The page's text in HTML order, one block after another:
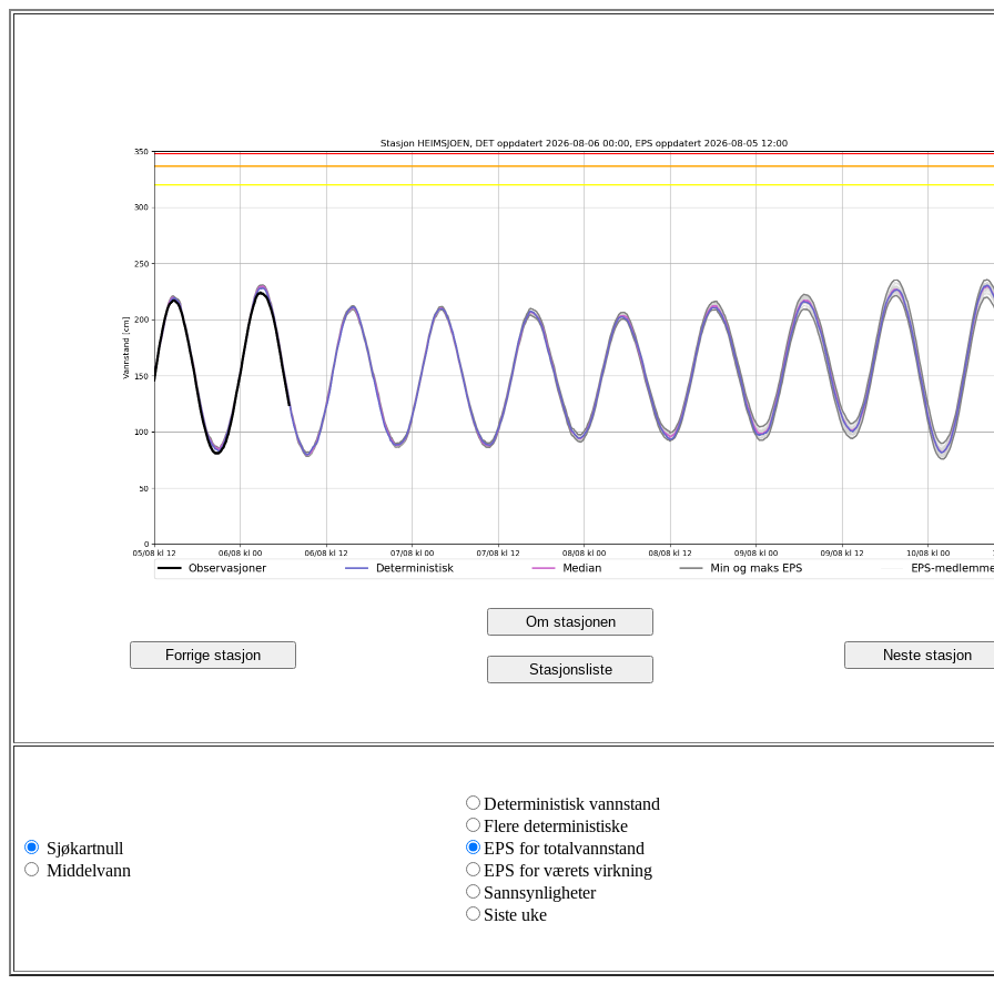
Forrige stasjon
Om stasjonen
Stasjonsliste
Neste stasjon
Sjøkartnull
Middelvann
Deterministisk vannstand
Flere deterministiske
EPS for totalvannstand
EPS for værets virkning
Sannsynligheter
Siste uke